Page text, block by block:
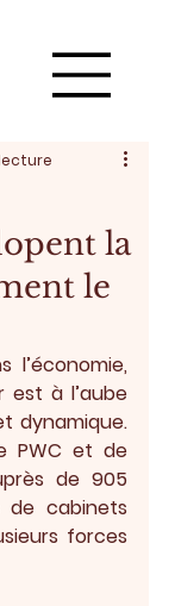
la
le
l’économie,
à l’aube
dynamique.
PWC et de
de 905
de cabinets
forces